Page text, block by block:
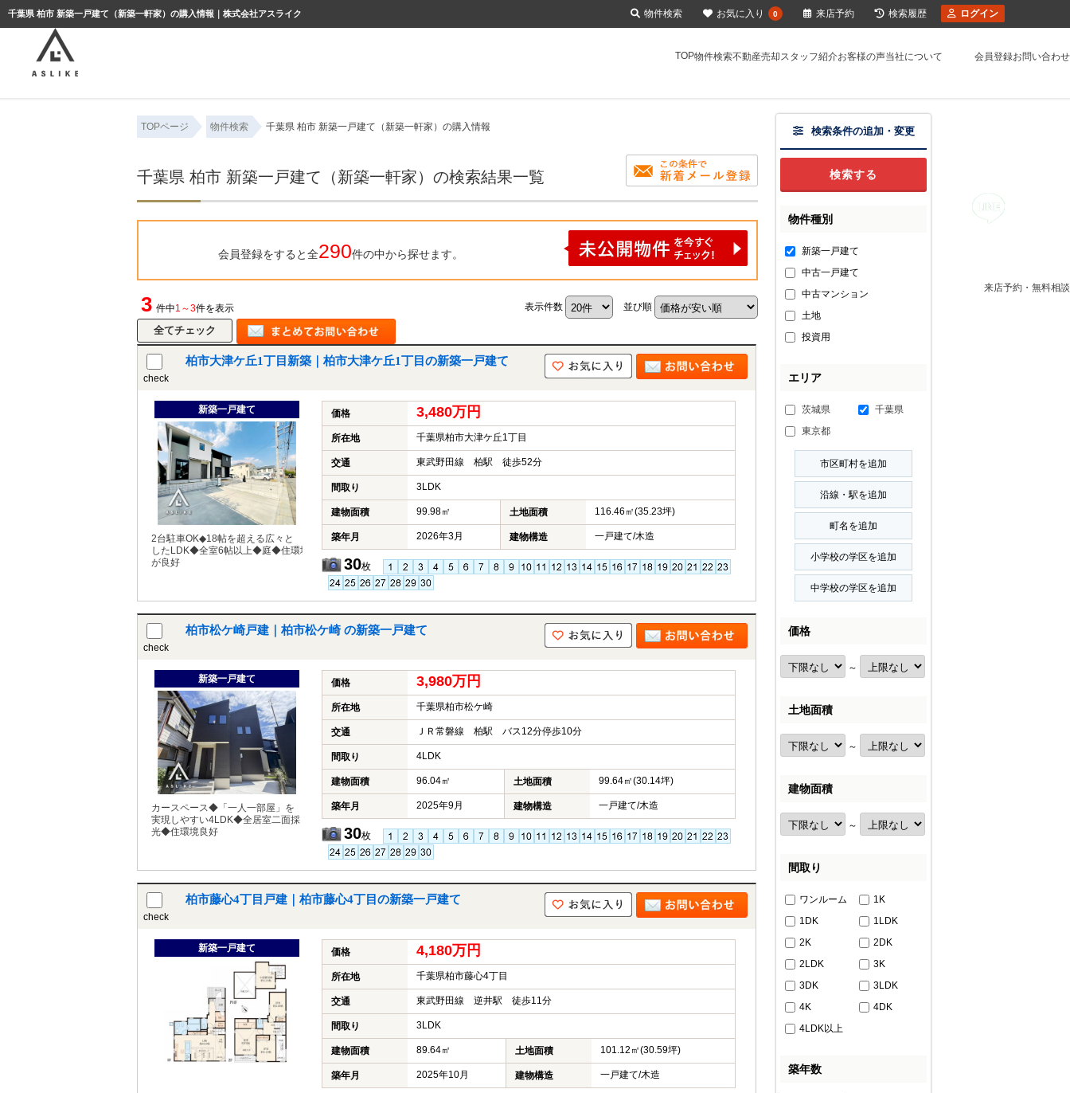
千葉県 柏市 新築一戸建て（新築一軒家）の購入情報｜株式会社アスライク
TOP物件検索不動産売却スタッフ紹介お客様の声当社について 会員登録お問い合わせ
来店予約・無料相談
TOPページ 物件検索 千葉県 柏市 新築一戸建て（新築一軒家）の購入情報
千葉県 柏市 新築一戸建て（新築一軒家）の検索結果一覧
会員登録をすると全290件の中から探せます。
3 件中1～3件を表示 表示件数 並び順
check
柏市大津ケ丘1丁目新築｜柏市大津ケ丘1丁目の新築一戸建て
新築一戸建て
2台駐車OK◆18帖を超える広々と
したLDK◆全室6帖以上◆庭◆住環境
が良好
価格 3,480万円
所在地 千葉県柏市大津ケ丘1丁目
交通 東武野田線 柏駅 徒歩52分
間取り 3LDK
建物面積 99.98㎡ 土地面積 116.46㎡(35.23坪)
築年月 2026年3月 建物構造 一戸建て/木造
30枚
check
柏市松ケ崎戸建｜柏市松ケ崎 の新築一戸建て
新築一戸建て
カースペース◆「一人一部屋」を
実現しやすい4LDK◆全居室二面採
光◆住環境良好
価格 3,980万円
所在地 千葉県柏市松ケ崎
交通 ＪＲ常磐線 柏駅 バス12分停歩10分
間取り 4LDK
建物面積 96.04㎡ 土地面積 99.64㎡(30.14坪)
築年月 2025年9月 建物構造 一戸建て/木造
30枚
check
柏市藤心4丁目戸建｜柏市藤心4丁目の新築一戸建て
新築一戸建て 価格 4,180万円
所在地 千葉県柏市藤心4丁目
交通 東武野田線 逆井駅 徒歩11分
間取り 3LDK
建物面積 89.64㎡ 土地面積 101.12㎡(30.59坪)
築年月 2025年10月 建物構造 一戸建て/木造
検索条件の追加・変更
物件種別
新築一戸建て
中古一戸建て
中古マンション
土地
投資用
エリア
茨城県
千葉県
東京都
価格
～
土地面積
～
建物面積
～
間取り
ワンルーム
1K
1DK
1LDK
2K
2DK
2LDK
3K
3DK
3LDK
4K
4DK
4LDK以上
築年数
物件検索 お気に入り 0 来店予約 検索履歴 ログイン
ようこそゲスト様